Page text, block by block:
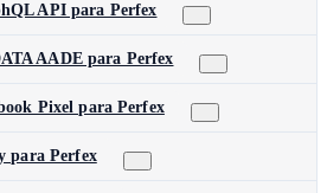
API para Perfex
AADE para Perfex
Pixel para Perfex
para Perfex